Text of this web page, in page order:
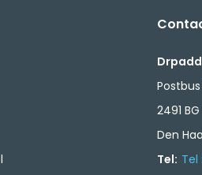
2491
Den
Tel: Tel